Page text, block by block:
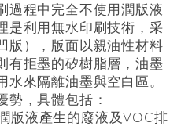
過程中完全不使用潤版液
是利用無水印刷技術，采
版），版面以親油性材料
有拒墨的矽樹脂層，油墨
水來隔離油墨與空白區。
勢，具體包括：
版液產生的廢液及VOC排